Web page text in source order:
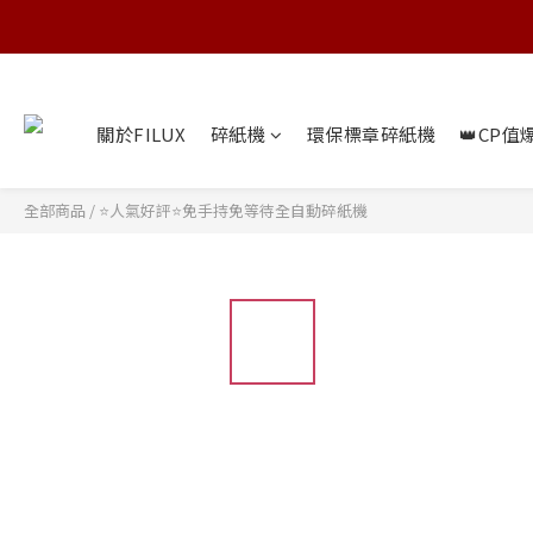
關於FILUX 碎紙機 環保標章碎紙機 👑CP值
全部商品 / ⭐人氣好評⭐免手持免等待全自動碎紙機